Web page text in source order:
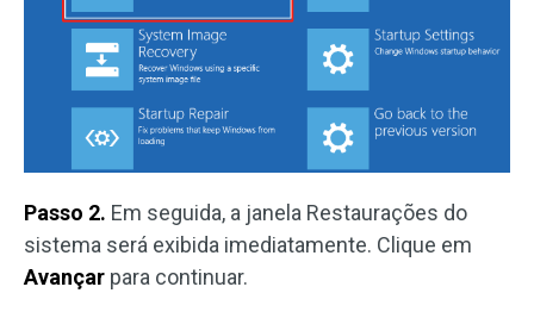
Passo 2. Em seguida, a janela Restaurações do
sistema será exibida imediatamente. Clique em
Avançar para continuar.